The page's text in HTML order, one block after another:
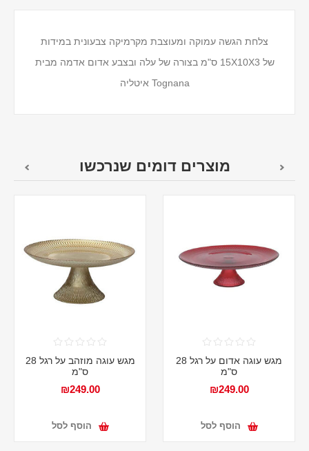
צלחת הגשה עמוקה ומעוצבת מקרמיקה צבעונית במידות
של 15X10X3 ס"מ בצורה של עלה ובצבע אדום אדמה מבית
Tognana איטליה
מוצרים דומים שנרכשו
מגש עוגה אדום על רגל 28
ס"מ
₪249.00
הוסף לסל
מגש עוגה מוזהב על רגל 28
ס"מ
₪249.00
הוסף לסל